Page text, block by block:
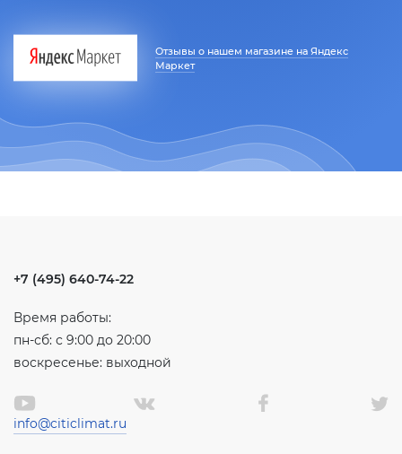
Отзывы о нашем магазине на Яндекс
Маркет
+7 (495) 640-74-22
Время работы:
пн-сб: с 9:00 до 20:00
воскресенье: выходной
info@citiclimat.ru